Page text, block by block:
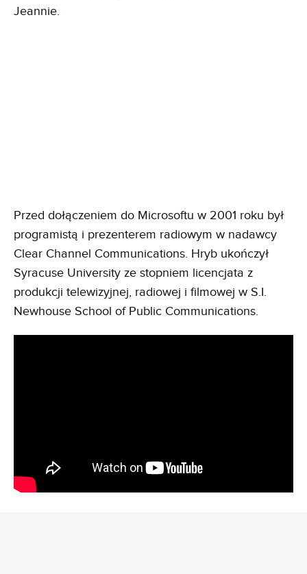
Jeannie.
Przed dołączeniem do Microsoftu w 2001 roku był
programistą i prezenterem radiowym w nadawcy
Clear Channel Communications. Hryb ukończył
Syracuse University ze stopniem licencjata z
produkcji telewizyjnej, radiowej i filmowej w S.I.
Newhouse School of Public Communications.